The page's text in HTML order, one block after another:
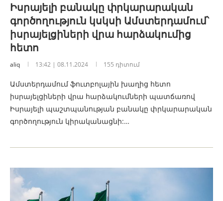
Իսրայելի բանակը փրկարարական
գործողություն կսկսի Ամստերդամում՝
իսրայելցիների վրա հարձակումից
հետո
aliq 13:42 | 08.11.2024 155 դիտում
Ամստերդամում ֆուտբոլային խաղից հետո
իսրայելցիների վրա հարձակումների պատճառով
Իսրայելի պաշտպանության բանակը փրկարարական
գործողություն կիրականացնի:…